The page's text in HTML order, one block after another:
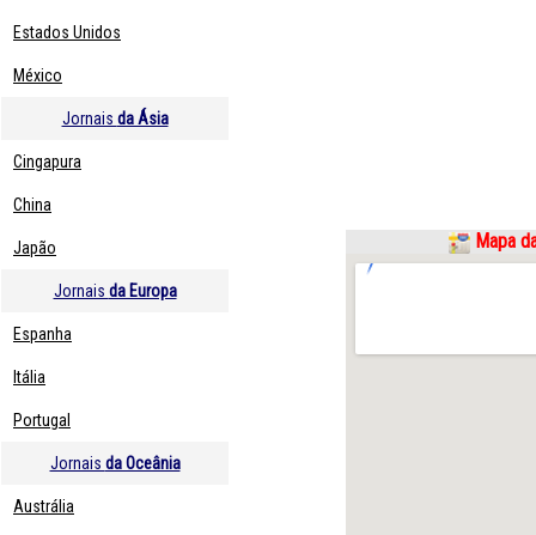
Estados Unidos
México
Jornais da Ásia
Cingapura
China
Japão
Jornais da Europa
Espanha
Itália
Portugal
Jornais da Oceânia
Austrália
Mapa